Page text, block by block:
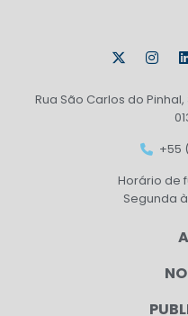
Rua São Carlos do
+55
Horário de
Segunda